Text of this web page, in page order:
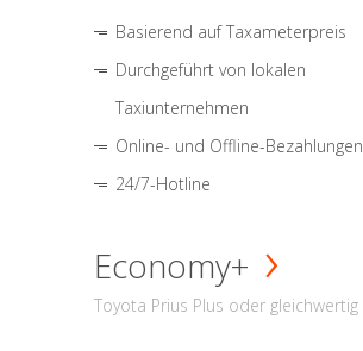
Basierend auf Taxameterpreis
Durchgeführt von lokalen
Taxiunternehmen
Online- und Offline-Bezahlungen
24/7-Hotline
Economy+
Toyota Prius Plus oder gleichwertig